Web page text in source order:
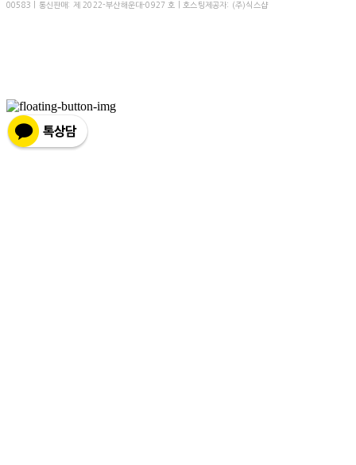
00583 | 통신판매: 제 2022-부산해운대-0927 호 | 호스팅제공자: (주)식스샵